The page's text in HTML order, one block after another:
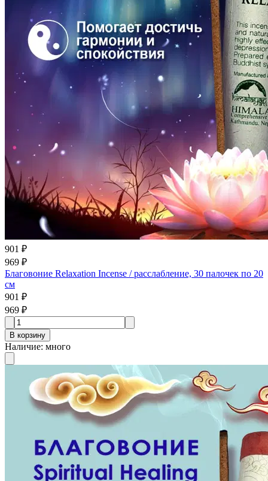
901 ₽
969 ₽
Благовоние Relaxation Incense / расслабление, 30 палочек по 20
см
901 ₽
969 ₽
В корзину
Наличие: много